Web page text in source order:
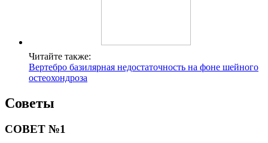
Читайте также:
Вертебро базилярная недостаточность на фоне шейного
остеохондроза
Советы
СОВЕТ №1